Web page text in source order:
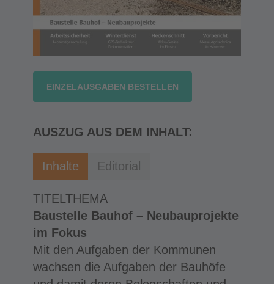
EINZELAUSGABEN BESTELLEN
AUSZUG AUS DEM INHALT:
Inhalte Editorial
TITELTHEMA
Baustelle Bauhof – Neubauprojekte
im Fokus
Mit den Aufgaben der Kommunen
wachsen die Aufgaben der Bauhöfe